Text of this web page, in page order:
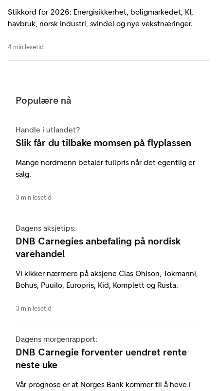
Stikkord for 2026: Energisikkerhet, boligmarkedet, KI,
havbruk, norsk industri, svindel og nye vekstnæringer.
4 min lesetid
Populære nå
Handle i utlandet?
Slik får du tilbake momsen på flyplassen
Mange nordmenn betaler fullpris når det egentlig er
salg.
3 min lesetid
Dagens aksjetips:
DNB Carnegies anbefaling på nordisk
varehandel
Vi kikker nærmere på aksjene Clas Ohlson, Tokmanni,
Bohus, Puuilo, Europris, Kid, Komplett og Rusta.
3 min lesetid
Dagens morgenrapport:
DNB Carnegie forventer uendret rente
neste uke
Vår prognose er at Norges Bank kommer til å heve i